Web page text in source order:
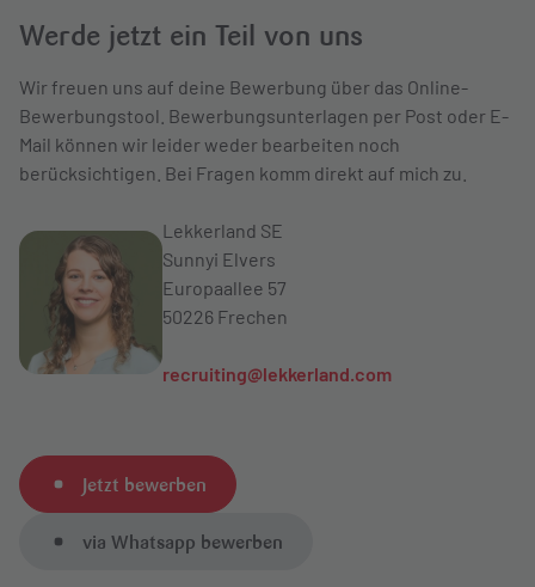
Werde jetzt ein Teil von uns
Wir freuen uns auf deine Bewerbung über das Online-
Bewerbungstool. Bewerbungsunterlagen per Post oder E-
Mail können wir leider weder bearbeiten noch
berücksichtigen. Bei Fragen komm direkt auf mich zu.
Lekkerland SE
Sunnyi Elvers
Europaallee 57
50226 Frechen
recruiting@lekkerland.com
Jetzt bewerben
via Whatsapp bewerben